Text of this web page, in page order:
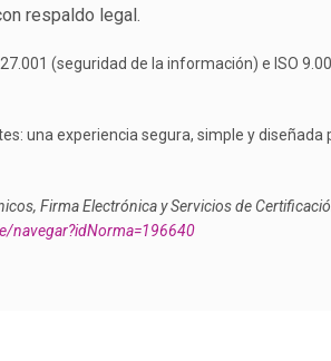
respaldo legal.
(seguridad de la información) e ISO
una experiencia segura, simple y
Firma Electrónica y Servicios de
navegar?idNorma=196640